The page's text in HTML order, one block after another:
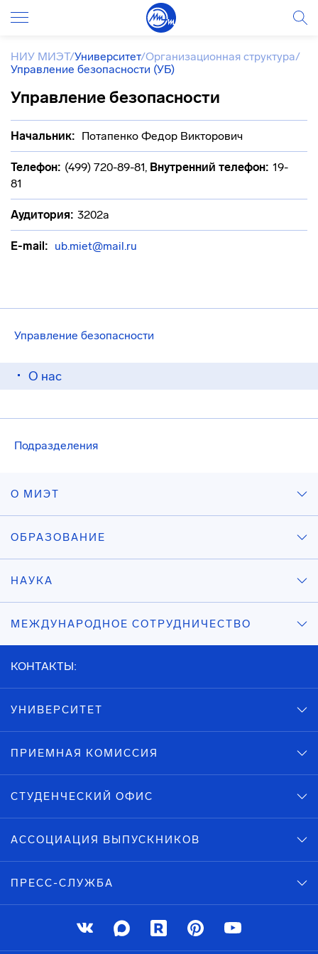
Управление безопасности
О нас
Подразделения
НИУ МИЭТ/Университет/Организационная структура/
Управление безопасности (УБ)
Управление безопасности
Начальник: Потапенко Федор Викторович
Телефон: (499) 720-89-81, Внутренний телефон: 19-
81
Аудитория: 3202а
E-mail: ub.miet@mail.ru
О МИЭТ
ОБРАЗОВАНИЕ
НАУКА
МЕЖДУНАРОДНОЕ СОТРУДНИЧЕСТВО
КОНТАКТЫ:
УНИВЕРСИТЕТ
ПРИЕМНАЯ КОМИССИЯ
СТУДЕНЧЕСКИЙ ОФИС
АССОЦИАЦИЯ ВЫПУСКНИКОВ
ПРЕСС-СЛУЖБА